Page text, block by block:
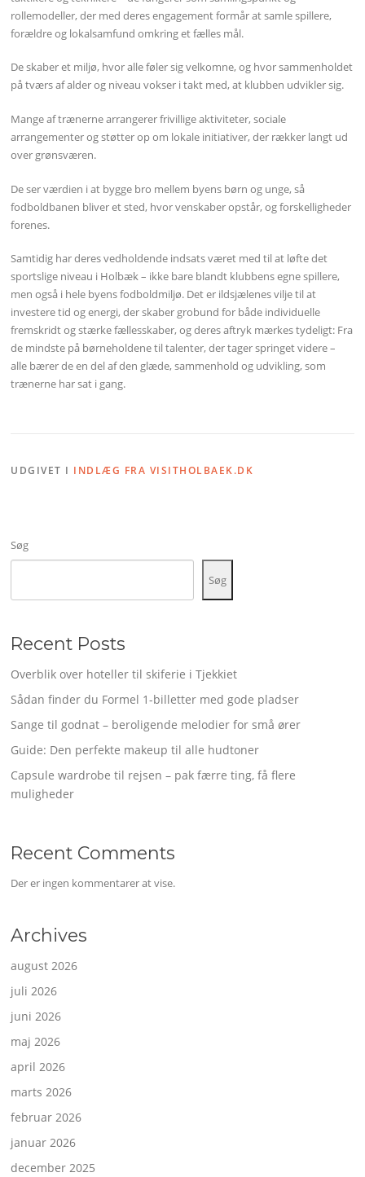
rollemodeller, der med deres engagement formår at samle spillere,
forældre og lokalsamfund omkring et fælles mål.
De skaber et miljø, hvor alle føler sig velkomne, og hvor sammenholdet
på tværs af alder og niveau vokser i takt med, at klubben udvikler sig.
Mange af trænerne arrangerer frivillige aktiviteter, sociale
arrangementer og støtter op om lokale initiativer, der rækker langt ud
over grønsværen.
De ser værdien i at bygge bro mellem byens børn og unge, så
fodboldbanen bliver et sted, hvor venskaber opstår, og forskelligheder
forenes.
Samtidig har deres vedholdende indsats været med til at løfte det
sportslige niveau i Holbæk – ikke bare blandt klubbens egne spillere,
men også i hele byens fodboldmiljø. Det er ildsjælenes vilje til at
investere tid og energi, der skaber grobund for både individuelle
fremskridt og stærke fællesskaber, og deres aftryk mærkes tydeligt: Fra
de mindste på børneholdene til talenter, der tager springet videre –
alle bærer de en del af den glæde, sammenhold og udvikling, som
trænerne har sat i gang.
UDGIVET I INDLÆG FRA VISITHOLBAEK.DK
Søg
Søg
Recent Posts
Overblik over hoteller til skiferie i Tjekkiet
Sådan finder du Formel 1-billetter med gode pladser
Sange til godnat – beroligende melodier for små ører
Guide: Den perfekte makeup til alle hudtoner
Capsule wardrobe til rejsen – pak færre ting, få flere
muligheder
Recent Comments
Der er ingen kommentarer at vise.
Archives
august 2026
juli 2026
juni 2026
maj 2026
april 2026
marts 2026
februar 2026
januar 2026
december 2025